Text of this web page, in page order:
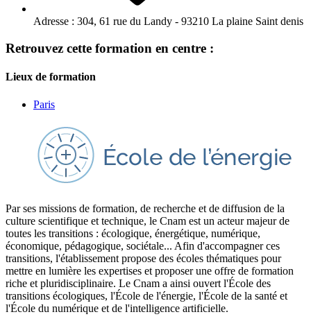
Adresse : 304, 61 rue du Landy - 93210 La plaine Saint denis
Retrouvez cette formation en centre :
Lieux de formation
Paris
Par ses missions de formation, de recherche et de diffusion de la
culture scientifique et technique, le Cnam est un acteur majeur de
toutes les transitions : écologique, énergétique, numérique,
économique, pédagogique, sociétale... Afin d'accompagner ces
transitions, l'établissement propose des écoles thématiques pour
mettre en lumière les expertises et proposer une offre de formation
riche et pluridisciplinaire. Le Cnam a ainsi ouvert l'École des
transitions écologiques, l'École de l'énergie, l'École de la santé et
l'École du numérique et de l'intelligence artificielle.